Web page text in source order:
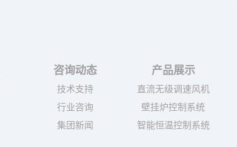
咨询动态
技术支持
行业咨询
集团新闻
产品展示
直流无级调速风机
壁挂炉控制系统
智能恒温控制系统